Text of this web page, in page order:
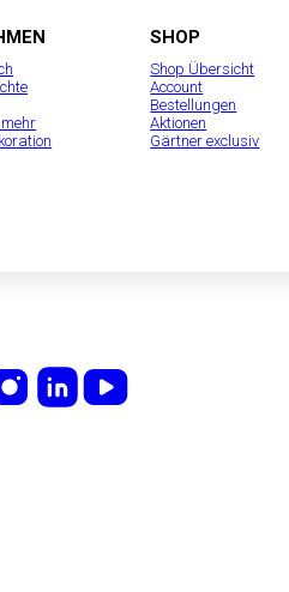
SHOP
Shop Übersicht
Account
Bestellungen
Aktionen
Gärtner exclusiv